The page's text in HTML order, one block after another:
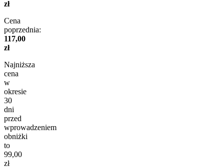
zł
Cena
poprzednia:
117,00
zł
Najniższa
cena
w
okresie
30
dni
przed
wprowadzeniem
obniżki
to
99,00
zł